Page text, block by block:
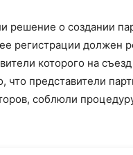
решение о создании
регистрации должен
которого на
что представители
соблюли